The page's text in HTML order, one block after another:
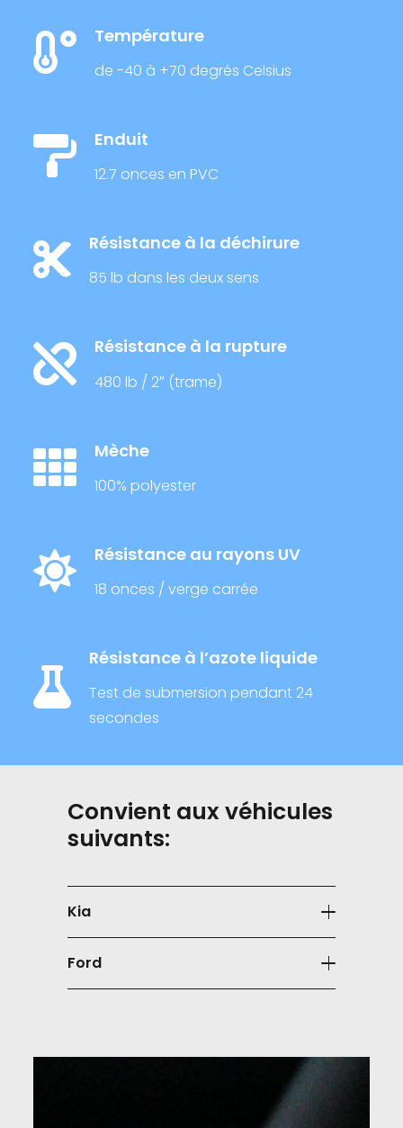
Température
de -40 à +70 degrés Celsius
Enduit
12.7 onces en PVC
Résistance à la déchirure
85 lb dans les deux sens
Résistance à la rupture
480 lb / 2″ (trame)
Mèche
100% polyester
Résistance au rayons UV
18 onces / verge carrée
Résistance à l’azote liquide
Test de submersion pendant 24
secondes
Convient aux véhicules
suivants:
Kia
Ford